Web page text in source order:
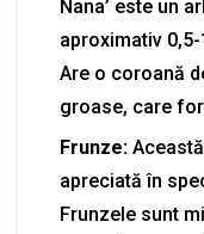
Nana’ este un
aproximativ
Are o coroană
groase, care
Frunze:
apreciată în
Frunzele sunt